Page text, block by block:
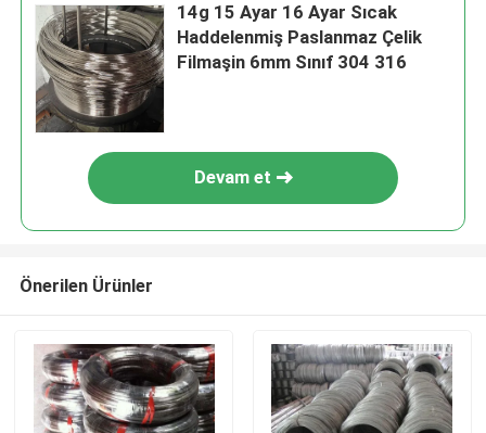
14g 15 Ayar 16 Ayar Sıcak
Haddelenmiş Paslanmaz Çelik
Filmaşin 6mm Sınıf 304 316
Devam et
Önerilen Ürünler